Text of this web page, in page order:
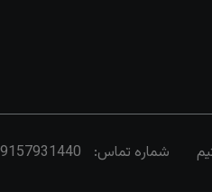
شماره تماس: